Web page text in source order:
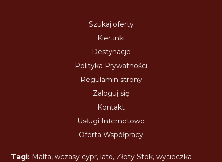
Szukaj oferty
Kierunki
Destynacje
Polityka Prywatności
Regulamin strony
Zaloguj się
Kontakt
Usługi Internetowe
Oferta Współpracy
Tagi: Malta,wczasy cypr, lato, Złoty Stok,wycieczka